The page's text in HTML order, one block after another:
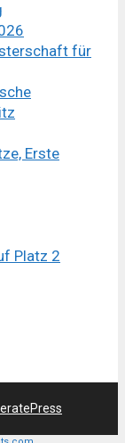
für
Erste
Platz 2